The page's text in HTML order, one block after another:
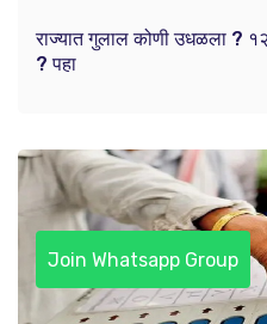
राज्यात गुलाल कोणी उधळला ? १२
? पहा
Join Whatsapp Group